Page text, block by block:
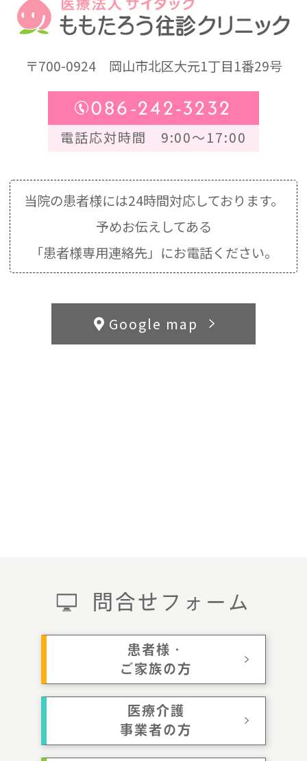
〒700-0924岡山市北区大元1丁目1番29号
086-242-3232
電話応対時間 9:00～17:00
当院の患者様には24時間対応しております。
予めお伝えしてある
「患者様専用連絡先」にお電話ください。
問合せフォーム
患者様・
ご家族の方
医療介護
事業者の方
Google map